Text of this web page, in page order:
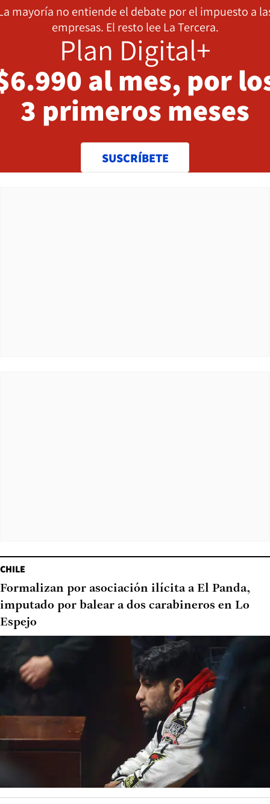
mayoría no entiende el debate por el impuesto a
empresas. El resto lee La Tercera.
Plan Digital+
al mes, por
3 primeros meses
SUSCRÍBETE
CHILE
Formalizan por asociación ilícita a El Panda,
imputado por balear a dos carabineros en Lo
Espejo